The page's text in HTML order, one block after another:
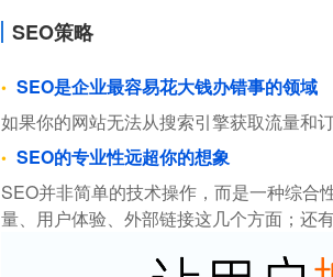
SEO策略
SEO是企业最容易花大钱办错事的领域
如果你的网站无法从搜索引擎获取流量和
SEO的专业性远超你的想象
SEO并非简单的技术操作，而是一种综合
量、用户体验、外部链接这几个方面；还